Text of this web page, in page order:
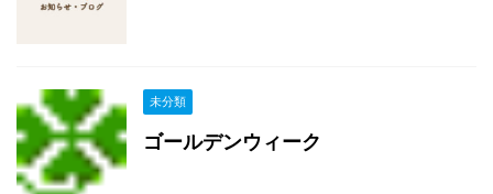
未分類
ゴールデンウィーク